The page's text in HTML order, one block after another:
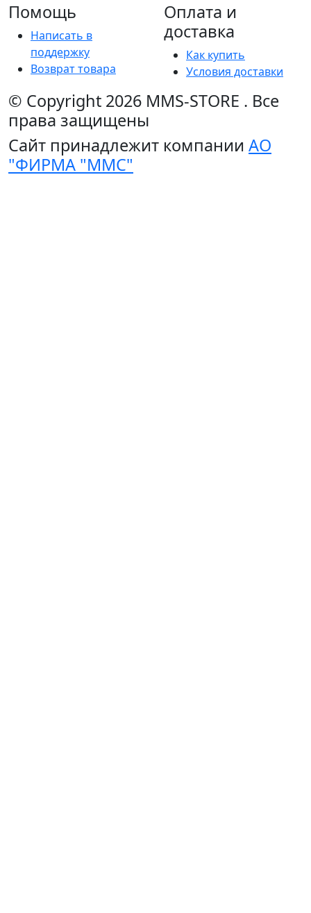
Помощь
Написать в
поддержку
Возврат товара
Оплата и
доставка
Как купить
Условия доставки
© Copyright 2026 MMS-STORE . Все
права защищены
Сайт принадлежит компании АО
"ФИРМА "ММС"